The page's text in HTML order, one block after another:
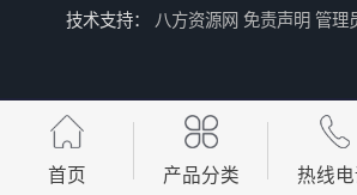
技术支持： 八方资源网 免责声明 管理
首页 产品分类 热线